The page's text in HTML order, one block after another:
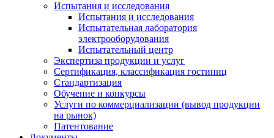
Испытания и исследования
Испытания и исследования
Испытательная лаборатория
электрооборудования
Испытательный центр
Экспертиза продукции и услуг
Сертификация, классификация гостиниц
Стандартизация
Обучение и конкурсы
Услуги по коммерциализации (вывод продукции
на рынок)
Патентование